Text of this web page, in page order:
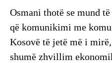
Osmani thotë se mund
që komunikimi me
Kosovë të jetë më i
shumë zhvillim